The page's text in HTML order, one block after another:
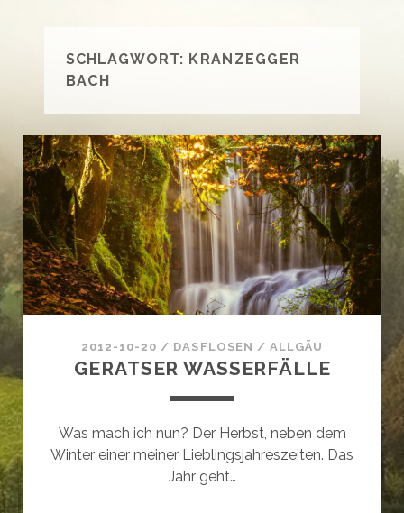
SCHLAGWORT: KRANZEGGER
BACH
2012-10-20 / DASFLOSEN / ALLGÄU
GERATSER WASSERFÄLLE
Was mach ich nun? Der Herbst, neben dem
Winter einer meiner Lieblingsjahreszeiten. Das
Jahr geht…